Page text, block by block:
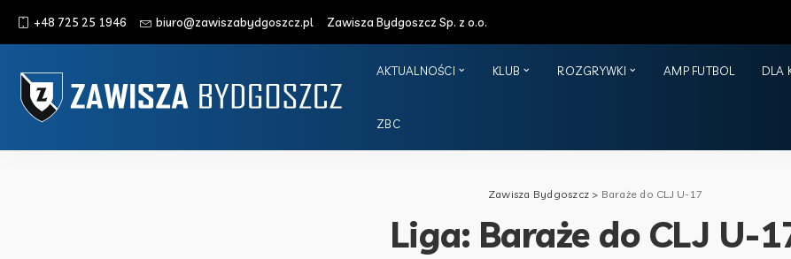
+48 725 25 1946 biuro@zawiszabydgoszcz.pl Zawisza Bydgoszcz Sp. z o.o.
AKTUALNOŚCI KLUB ROZGRYWKI AMP FUTBOL DLA
ZBC
Zawisza Bydgoszcz > Baraże do CLJ U-17
Liga: Baraże do CLJ U-